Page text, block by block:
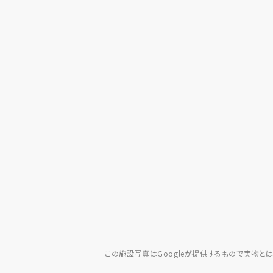
この施設写真はGoogleが提供するもので実物と